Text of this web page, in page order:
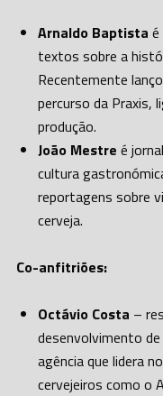
Arnaldo Baptista
textos sobre a
Recentemente
percurso da Praxis,
produção.
João Mestre é
cultura
reportagens sobre
cerveja.
Co-anfitriões:
Octávio Costa –
desenvolvimento
agência que lidera
cervejeiros como o